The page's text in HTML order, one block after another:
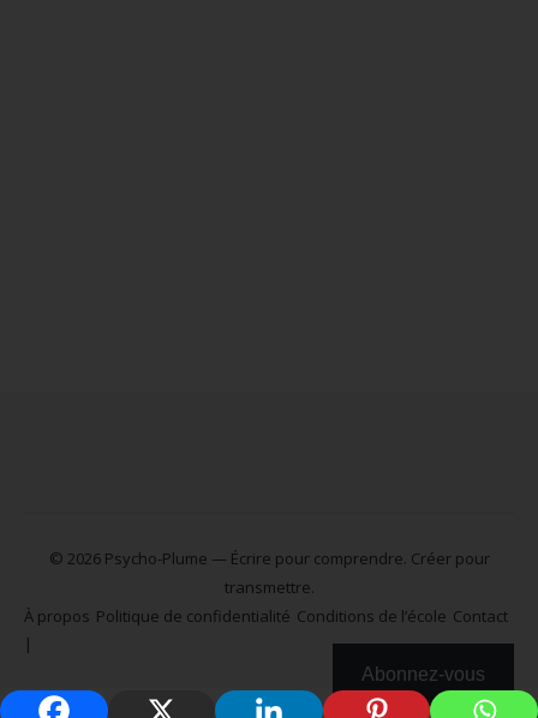
© 2026 Psycho-Plume — Écrire pour comprendre. Créer pour
transmettre.
À propos Politique de confidentialité Conditions de l’école Contact
Abonnez-vous